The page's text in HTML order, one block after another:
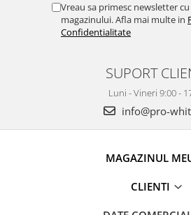
Vreau sa primesc newsletter
magazinului. Afla mai multe in
Confidentialitate
SUPORT
Luni - Vineri 9:00 -
info@pro-
MAGAZINUL
CLIENTI